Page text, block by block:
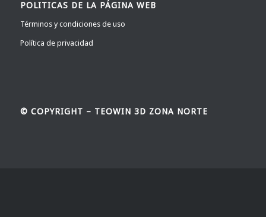
POLITICAS DE LA PÁGINA WEB
Términos y condiciones de uso
Política de privacidad
© COPYRIGHT – TEOWIN 3D ZONA NORTE